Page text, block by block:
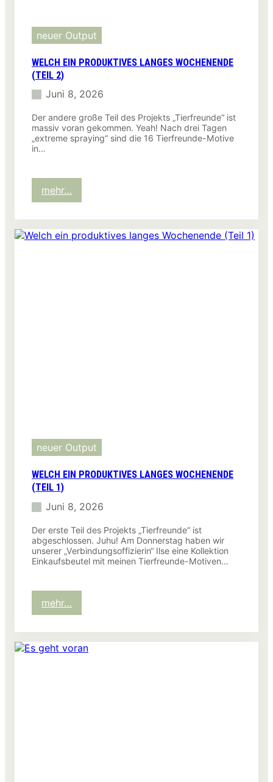
neuer Output
WELCH EIN PRODUKTIVES LANGES WOCHENENDE
(TEIL 2)
Juni 8, 2026
Der andere große Teil des Projekts „Tierfreunde“ ist
massiv voran gekommen. Yeah! Nach drei Tagen
„extreme spraying“ sind die 16 Tierfreunde-Motive
in…
mehr…
Welch
produktives
langes
neuer Output
WELCH EIN PRODUKTIVES LANGES WOCHENENDE
(TEIL 1)
Juni 8, 2026
Der erste Teil des Projekts „Tierfreunde“ ist
abgeschlossen. Juhu! Am Donnerstag haben wir
unserer „Verbindungsoffizierin“ Ilse eine Kollektion
Einkaufsbeutel mit meinen Tierfreunde-Motiven…
mehr…
Welch
langes